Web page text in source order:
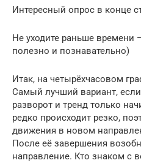
Интересный опрос в конце
Не уходите раньше времени
полезно и познавательно)
Итак, на четырёхчасовом
Самый лучший вариант,
разворот и тренд только
редко происходит резко,
движения в новом
После её завершения
направление. Кто знаком с